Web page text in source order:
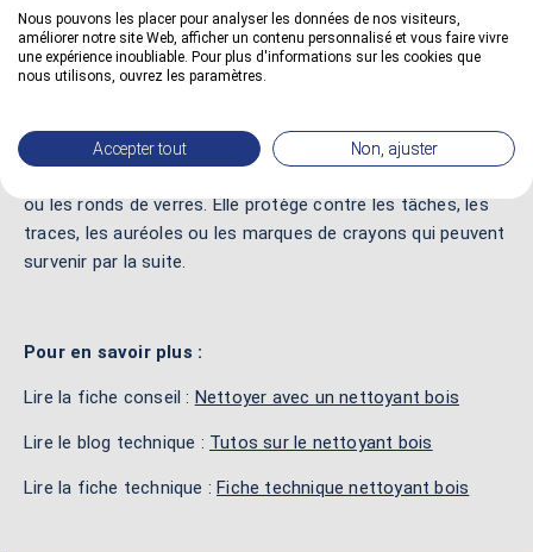
par le temps. Elle redonne de l'éclat, de la patine et de la
brillance aux bois déjà vernis.
Cette popote de nettoyage s’applique sur les meubles
durcies par le temps. Elle nettoie et lustre en une seule et
ou les ronds de verres. Elle protège contre les tâches, les
traces, les auréoles ou les marques de crayons qui peuvent
survenir par la suite.
Pour en savoir plus :
Lire la fiche conseil : Nettoyer avec un nettoyant bois
Lire le blog technique : Tutos sur le nettoyant bois
Lire la fiche technique :Fiche technique nettoyant bois
Nous pouvons les placer pour analyser les données de nos visiteurs,
améliorer notre site Web, afficher un contenu personnalisé et vous faire vivre
une expérience inoubliable. Pour plus d'informations sur les cookies que
nous utilisons, ouvrez les paramètres.
Accepter tout Non, ajuster